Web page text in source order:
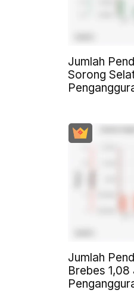
Jumlah
Sorong
Jumlah
Brebes